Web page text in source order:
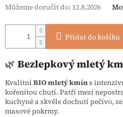
Můžeme doručit do: 12.8.2026
Přidat do košíku
🌿 Bezlepkový mletý
Kvalitní BIO mletý kmíns
kořenitou chutí. Patří mezi
kuchyně a skvěle dochutí pečivo,
masové pokrmy.